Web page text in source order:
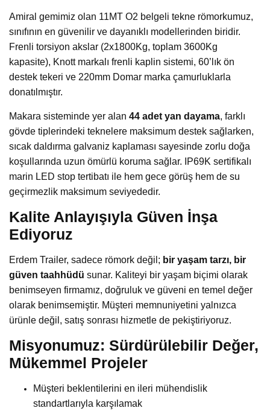
Amiral gemimiz olan 11MT O2 belgeli tekne römorkumuz,
sınıfının en güvenilir ve dayanıklı modellerinden biridir.
Frenli torsiyon akslar (2x1800Kg, toplam 3600Kg
kapasite), Knott markalı frenli kaplin sistemi, 60’lık ön
destek tekeri ve 220mm Domar marka çamurluklarla
donatılmıştır.
Makara sisteminde yer alan 44 adet yan dayama, farklı
gövde tiplerindeki teknelere maksimum destek sağlarken,
sıcak daldırma galvaniz kaplaması sayesinde zorlu doğa
koşullarında uzun ömürlü koruma sağlar. IP69K sertifikalı
marin LED stop tertibatı ile hem gece görüş hem de su
geçirmezlik maksimum seviyededir.
Kalite Anlayışıyla Güven İnşa
Ediyoruz
Erdem Trailer, sadece römork değil; bir yaşam tarzı, bir
güven taahhüdü sunar. Kaliteyi bir yaşam biçimi olarak
benimseyen firmamız, doğruluk ve güveni en temel değer
olarak benimsemiştir. Müşteri memnuniyetini yalnızca
ürünle değil, satış sonrası hizmetle de pekiştiriyoruz.
Misyonumuz: Sürdürülebilir Değer,
Mükemmel Projeler
Müşteri beklentilerini en ileri mühendislik
standartlarıyla karşılamak